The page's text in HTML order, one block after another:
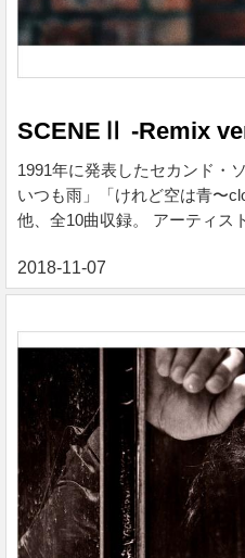
SCENEⅡ -Remix
1991年に発表したセカンド・
いつも雨」「けれど空は青〜
他、全10曲収録。 アーティス
¥ 280 税込 ※ご購入手続きは下
い。 SCENEⅡ - Remix ver.-,
サブスクリプションは¥1,280/